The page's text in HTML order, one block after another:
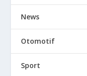
News
Otomotif
Sport